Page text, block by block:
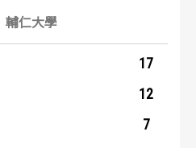
輔仁大學
17
12
7